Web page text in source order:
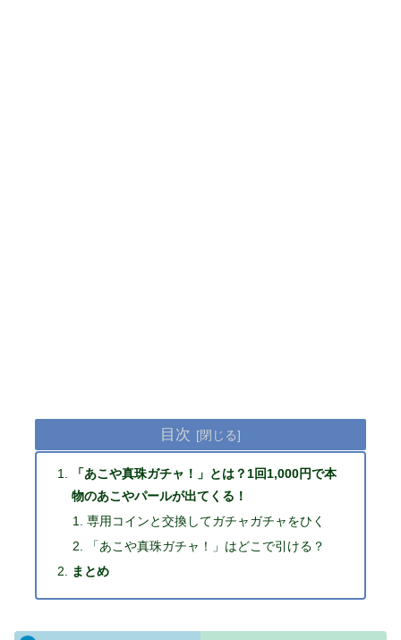
目次
「あこや真珠ガチャ！」とは？1回1,000円で本
物のあこやパールが出てくる！
専用コインと交換してガチャガチャをひく
「あこや真珠ガチャ！」はどこで引ける？
まとめ